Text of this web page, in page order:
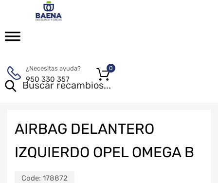
¿Necesitas ayuda?
950 330 357
0
AIRBAG DELANTERO
IZQUIERDO OPEL OMEGA B
Code: 178872